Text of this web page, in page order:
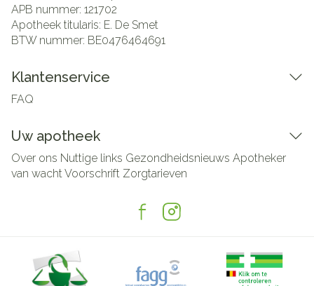
APB nummer: 121702
Apotheek titularis: E. De Smet
BTW nummer: BE0476464691
Klantenservice
FAQ
Uw apotheek
Over ons Nuttige links Gezondheidsnieuws Apotheker
van wachtVoorschrift Zorgtarieven